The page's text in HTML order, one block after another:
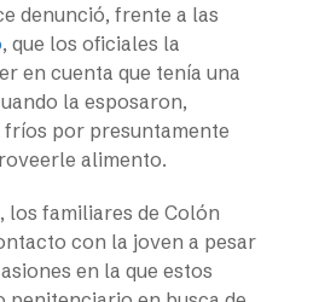
denunció, frente a las
, que los oficiales la
en cuenta que tenía una
la esposaron,
por presuntamente
alimento.
los familiares de Colón
con la joven a pesar
en la que estos